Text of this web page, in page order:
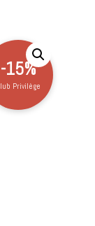
-15%
Privilège